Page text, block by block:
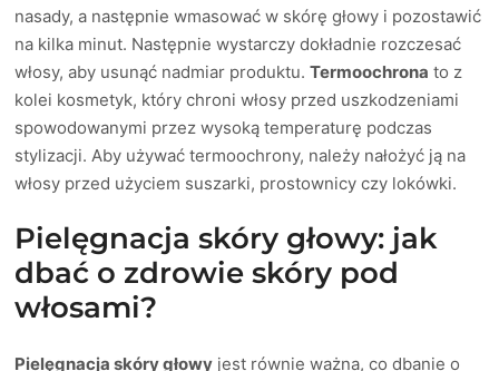
nasady, a następnie wmasować w skórę głowy i pozostawić
na kilka minut. Następnie wystarczy dokładnie rozczesać
włosy, aby usunąć nadmiar produktu.Termoochrona to z
kolei kosmetyk, który chroni włosy przed uszkodzeniami
spowodowanymi przez wysoką temperaturę podczas
stylizacji. Aby używać termoochrony, należy nałożyć ją na
włosy przed użyciem suszarki, prostownicy czy lokówki.
Pielęgnacja skóry głowy: jak
dbać o zdrowie skóry pod
włosami?
Pielęgnacja skóry głowy jest równie ważna, co dbanie o